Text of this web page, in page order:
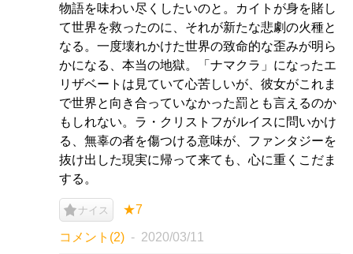
物語を味わい尽くしたいのと。カイトが身を賭し
て世界を救ったのに、それが新たな悲劇の火種と
なる。一度壊れかけた世界の致命的な歪みが明ら
かになる、本当の地獄。「ナマクラ」になったエ
リザベートは見ていて心苦しいが、彼女がこれま
で世界と向き合っていなかった罰とも言えるのか
もしれない。ラ・クリストフがルイスに問いかけ
る、無辜の者を傷つける意味が、ファンタジーを
抜け出した現実に帰って来ても、心に重くこだま
する。
ナイス ★7
コメント(2) 2020/03/11